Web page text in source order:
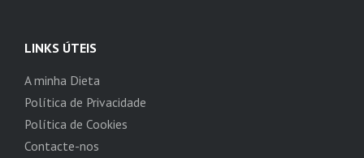
LINKS ÚTEIS
A minha Dieta
Política de Privacidade
Política de Cookies
Contacte-nos